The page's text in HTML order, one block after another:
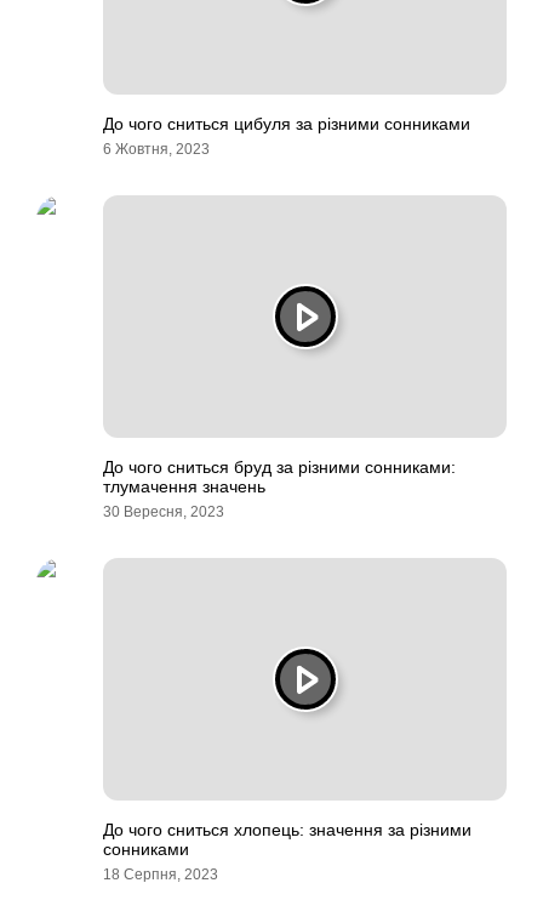
До чого сниться цибуля за різними сонниками
6 Жовтня, 2023
До чого сниться бруд за різними сонниками:
тлумачення значень
30 Вересня, 2023
До чого сниться хлопець: значення за різними
сонниками
18 Серпня, 2023